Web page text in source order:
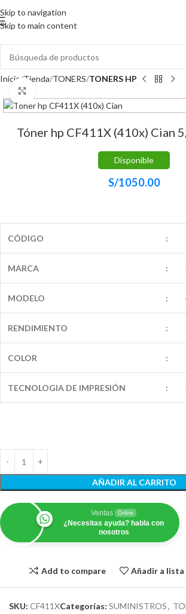
Skip to navigation
Skip to main content
Inicio Tienda TONERS TONERS HP
Tóner hp CF411X (410x) Cian
Disponible
S/1050.00
CÓDIGO :
MARCA :
MODELO :
RENDIMIENTO :
COLOR :
TECNOLOGIA DE IMPRESIÓN :
AÑADIR AL CARRITO
Ventas Online
¿Necesitas ayuda? habla con
nosotros
Add to compare Añadir a lista
SKU: CF411XCategorías: SUMINISTROS,